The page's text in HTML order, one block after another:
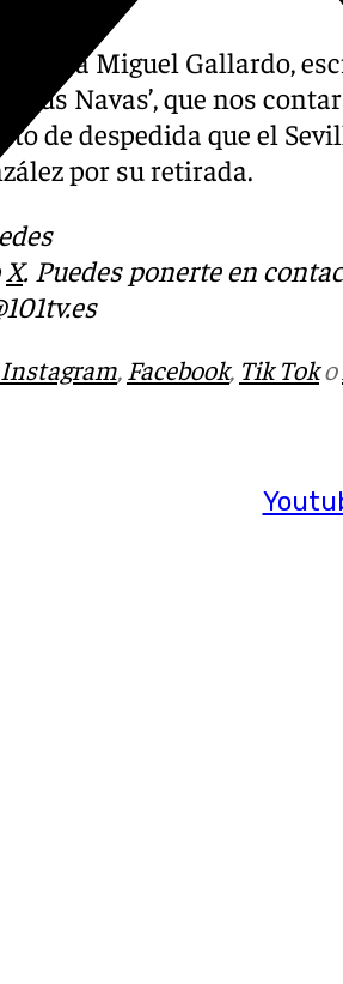
visitará Miguel Gallardo,
Navas’, que nos
de despedida que el
por su retirada.
X. Puedes ponerte en
Instagram, Facebook, Tik Toko